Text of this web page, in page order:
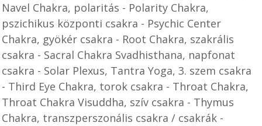
Navel Chakra, polaritás - Polarity Chakra,
pszichikus központi csakra - Psychic Center
Chakra, gyökér csakra - Root Chakra, szakrális
csakra - Sacral Chakra Svadhisthana, napfonat
csakra - Solar Plexus, Tantra Yoga, 3. szem csakra
- Third Eye Chakra, torok csakra - Throat Chakra,
Throat Chakra Visuddha, szív csakra - Thymus
Chakra, transzperszonális csakra / csakrák -